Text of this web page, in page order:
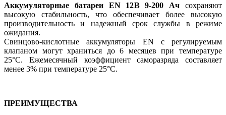
Аккумуляторные батареи EN 12В 9-200 Ач сохраняют
высокую стабильность, что обеспечивает более высокую
производительность и надежный срок службы в режиме
ожидания.
Свинцово-кислотные аккумуляторы EN с регулируемым
клапаном могут храниться до 6 месяцев при температуре
25°C. Ежемесячный коэффициент саморазряда составляет
менее 3% при температуре 25°C.
ПРЕИМУЩЕСТВА